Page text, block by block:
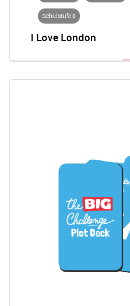
Schulstufe 8
I Love London